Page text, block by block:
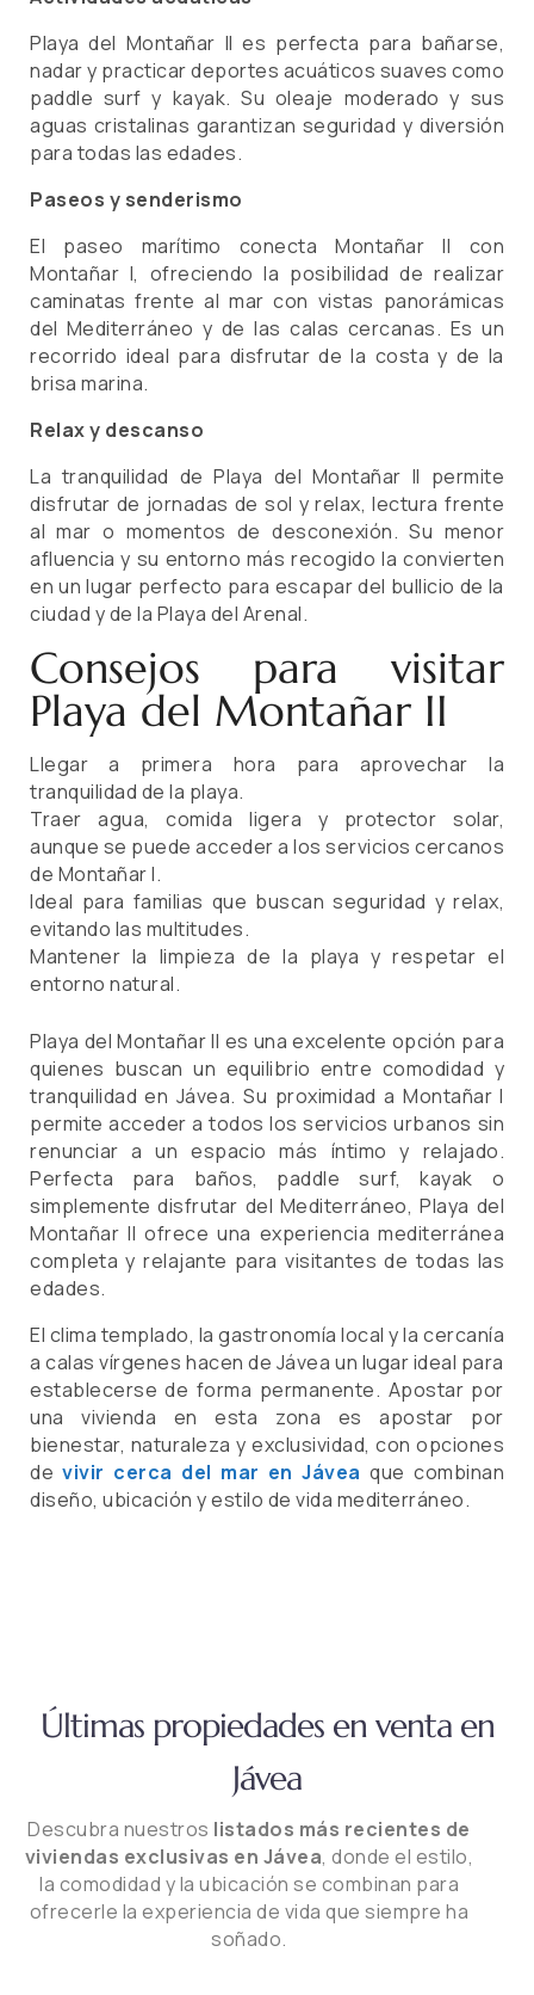
Playa del Montañar II es perfecta para bañarse,
nadar y practicar deportes acuáticos suaves como
paddle surf y kayak. Su oleaje moderado y sus
aguas cristalinas garantizan seguridad y diversión
para todas las edades.
Paseos y senderismo
El paseo marítimo conecta Montañar II con
Montañar I, ofreciendo la posibilidad de realizar
caminatas frente al mar con vistas panorámicas
del Mediterráneo y de las calas cercanas. Es un
recorrido ideal para disfrutar de la costa y de la
brisa marina.
Relax y descanso
La tranquilidad de Playa del Montañar II permite
disfrutar de jornadas de sol y relax, lectura frente
al mar o momentos de desconexión. Su menor
afluencia y su entorno más recogido la convierten
en un lugar perfecto para escapar del bullicio de la
ciudad y de la Playa del Arenal.
Consejos para visitar
Playa del Montañar II
Llegar a primera hora para aprovechar la
tranquilidad de la playa.
Traer agua, comida ligera y protector solar,
aunque se puede acceder a los servicios cercanos
de Montañar I.
Ideal para familias que buscan seguridad y relax,
evitando las multitudes.
Mantener la limpieza de la playa y respetar el
entorno natural.
Playa del Montañar II es una excelente opción para
quienes buscan un equilibrio entre comodidad y
tranquilidad en Jávea. Su proximidad a Montañar I
permite acceder a todos los servicios urbanos sin
renunciar a un espacio más íntimo y relajado.
Perfecta para baños, paddle surf, kayak o
simplemente disfrutar del Mediterráneo, Playa del
Montañar II ofrece una experiencia mediterránea
completa y relajante para visitantes de todas las
edades.
El clima templado, la gastronomía local y la cercanía
a calas vírgenes hacen de Jávea un lugar ideal para
establecerse de forma permanente. Apostar por
una vivienda en esta zona es apostar por
bienestar, naturaleza y exclusividad, con opciones
devivir cerca del mar en Jávea que combinan
diseño, ubicación y estilo de vida mediterráneo.
Últimas propiedades en venta en
Jávea
Descubra nuestros listados más recientes de
viviendas exclusivas en Jávea, donde el estilo,
la comodidad y la ubicación se combinan para
ofrecerle la experiencia de vida que siempre ha
soñado.